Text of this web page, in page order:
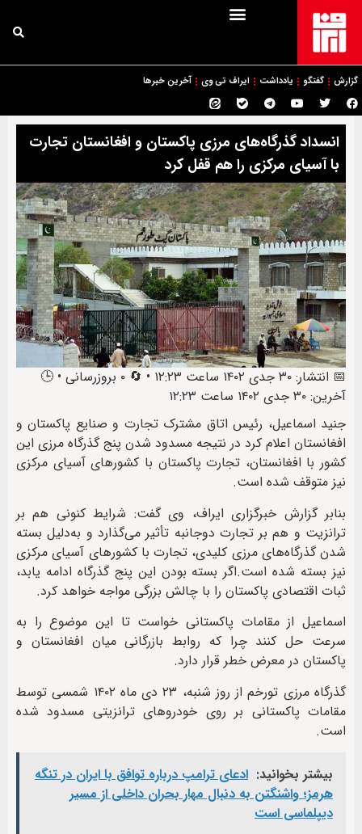
گزارش گفتگو یادداشت ایراف تی وی آخرین خبرها
انسداد گذرگاه‌های مرزی پاکستان و افغانستان تجارت
با آسیای مرکزی را هم قفل کرد
📅 انتشار: ۳۰ جدی ۱۴۰۲ ساعت ۱۲:۲۳ • 🔄 ۰ بروزرسانی • 🕒
آخرین: ۳۰ جدی ۱۴۰۲ ساعت ۱۲:۲۳
جنید اسماعیل، رئیس اتاق مشترک تجارت و صنایع پاکستان و
افغانستان اعلام کرد در نتیجه مسدود شدن پنج گذرگاه‌ مرزی این
کشور با افغانستان، تجارت پاکستان با کشورهای آسیای مرکزی
نیز متوقف شده است.
بنابر گزارش خبرگزاری ایراف، وی گفت: شرایط کنونی هم بر
ترانزیت و هم بر تجارت دوجانبه تأثیر می‌گذارد و به‌دلیل بسته
شدن گذرگاه‌های مرزی کلیدی، تجارت با کشورهای آسیای مرکزی
نیز بسته شده است.اگر بسته بودن این پنج گذرگاه ادامه یابد،
ثبات اقتصادی پاکستان را با چالش بزرگی مواجه خواهد کرد.
اسماعیل از مقامات پاکستانی خواست تا این موضوع را به
سرعت حل کنند چرا که روابط بازرگانی میان افغانستان و
پاکستان در معرض خطر قرار دارد.
گذرگاه مرزی تورخم از روز شنبه، ۲۳ دی ماه ۱۴۰۲ شمسی توسط
مقامات پاکستانی بر روی خودروهای ترانزیتی مسدود شده
است.
بیشتر بخوانید: ادعای ترامپ درباره توافق با ایران در تنگه
هرمز؛ واشنگتن به دنبال مهار بحران داخلی از مسیر
دیپلماسی است